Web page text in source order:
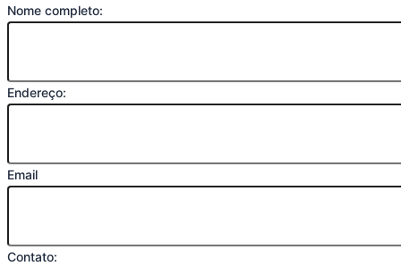
Nome completo:
Endereço:
Email
Contato: